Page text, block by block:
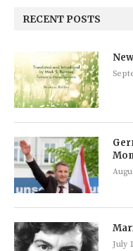
RECENT POSTS
July